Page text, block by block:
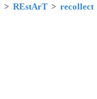
REstArT recollect